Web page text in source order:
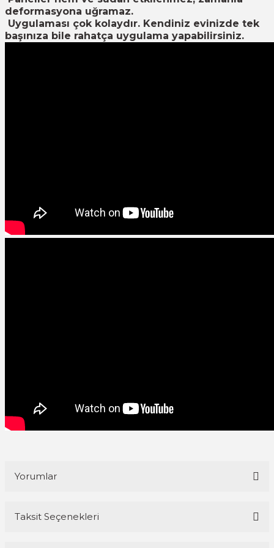
deformasyona uğramaz.
Uygulaması çok kolaydır. Kendiniz evinizde tek
başınıza bile rahatça uygulama yapabilirsiniz.
Yorumlar
Taksit Seçenekleri